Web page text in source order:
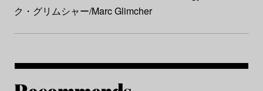
ク・グリムシャー/Marc Glimcher